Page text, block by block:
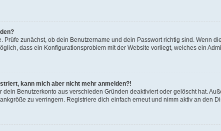
Prüfe zunächst, ob dein Benutzername und dein Passwort richtig sind. Wenn
dass ein Konfigurationsproblem mit der Website vorliegt, welches ein
kann mich aber nicht mehr anmelden?!
dein Benutzerkonto aus verschieden Gründen deaktiviert oder gelöscht hat.
zu verringern. Registriere dich einfach erneut und nimm aktiv an den